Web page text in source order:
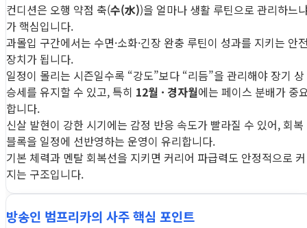
컨디션은 오행 약점 축(수(水))을 얼마나 생활 루틴으로 관리하느
가 핵심입니다.
과몰입 구간에서는 수면·소화·긴장 완충 루틴이 성과를 지키는 안
장치가 됩니다.
일정이 몰리는 시즌일수록 “강도”보다 “리듬”을 관리해야 장기 상
승세를 유지할 수 있고, 특히 12월 · 경자월에는 페이스 분배가 중
합니다.
신살 발현이 강한 시기에는 감정 반응 속도가 빨라질 수 있어, 회복
블록을 일정에 선반영하는 운영이 유리합니다.
기본 체력과 멘탈 회복선을 지키면 커리어 파급력도 안정적으로 커
지는 구조입니다.
방송인 범프리카의 사주 핵심 포인트